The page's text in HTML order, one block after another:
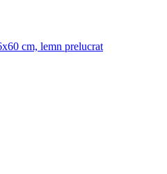
cm, lemn prelucrat